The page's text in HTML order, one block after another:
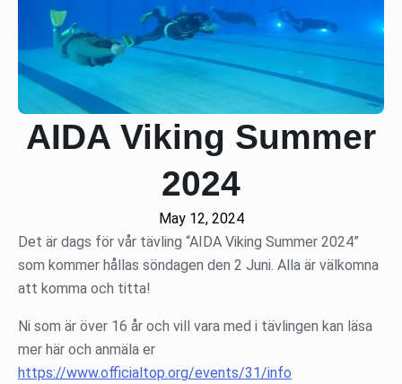
AIDA Viking Summer
2024
May 12, 2024
Det är dags för vår tävling “AIDA Viking Summer 2024”
som kommer hållas söndagen den 2 Juni. Alla är välkomna
att komma och titta!
Ni som är över 16 år och vill vara med i tävlingen kan läsa
mer här och anmäla er
https://www.officialtop.org/events/31/info